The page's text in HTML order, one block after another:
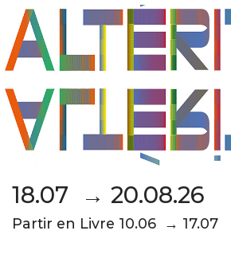
18.07 → 20.08.26
Partir en Livre 10.06 → 17.07